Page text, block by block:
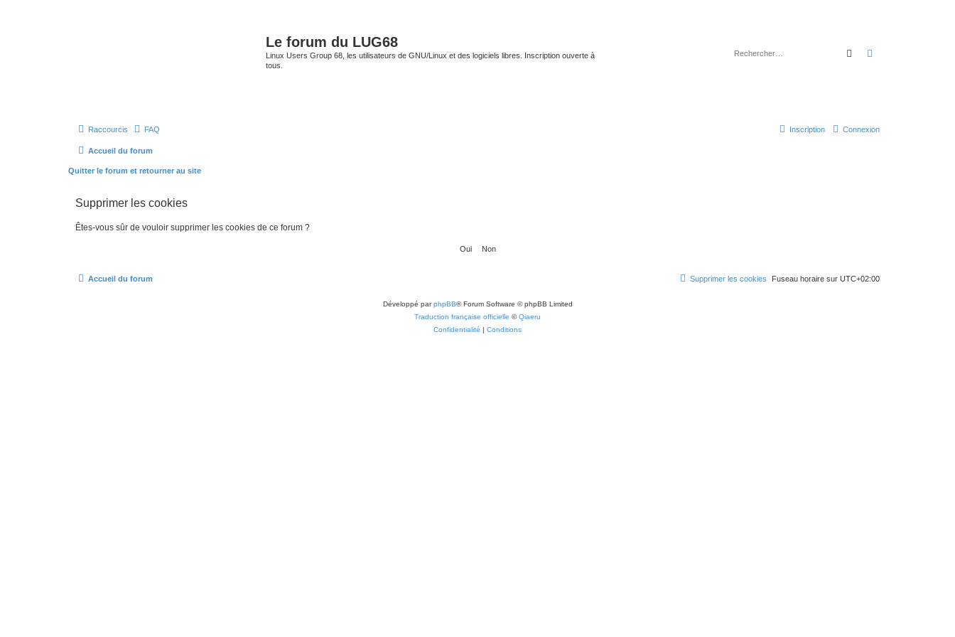
Le forum du LUG68
Linux Users Group 68, les utilisateurs de GNU/Linux et des logiciels libres. Inscription ouverte à
tous.
Rechercher
Raccourcis FAQ Connexion
Inscription
Accueil du forum
Quitter le forum et retourner au site
Supprimer les cookies
Êtes-vous sûr de vouloir supprimer les cookies de ce forum ?
Accueil du forum Fuseau horaire sur UTC+02:00
Supprimer les cookies
Développé parphpBB® Forum Software © phpBB Limited
Traduction française officielle ©Qiaeru
Confidentialité | Conditions